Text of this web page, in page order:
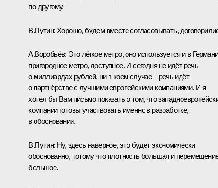
по‑другому.
В.Путин: Хорошо, будем вместе согласовывать,
А.Воробьёв: Это лёгкое метро, оно используется и в
пригородное метро, доступное. И сегодня не идёт речь
о миллиардах рублей, ни в коем случае – речь идёт
о партнёрстве с лучшими европейскими компаниями. И я
хотел бы Вам письмо показать о том, что
компании готовы участвовать именно в разработке,
в обосновании.
В.Путин: Ну, здесь наверное, это будет экономически
обоснованно, потому что плотность большая и
большое.